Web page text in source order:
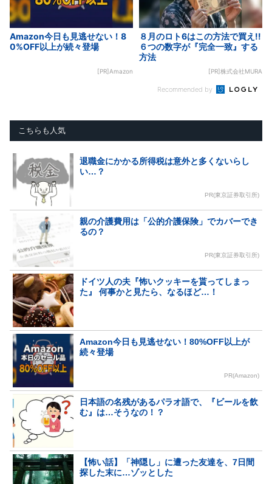
Amazon今日も見逃せない！8
0%OFF以上が続々登場
[PR]Amazon
８月のロト6はこの方法で買え!!
６つの数字が『完全一致』する
方法
[PR]株式会社MURA
Recommended by
こちらも人気
退職金にかかる所得税は意外と多くないらし
い…？
PR(東京証券取引所)
親の介護費用は「公的介護保険」でカバーでき
るの？
PR(東京証券取引所)
ドイツ人の夫『怖いクッキーを貰ってしまっ
た』 何事かと見たら、なるほど…！
Amazon今日も見逃せない！80%OFF以上が
続々登場
PR(Amazon)
日本語の名残があるパラオ語で、『ビールを飲
む』は…そうなの！？
【怖い話】「神隠し」に遭った友達を、7日間
探した末に…ゾッとした